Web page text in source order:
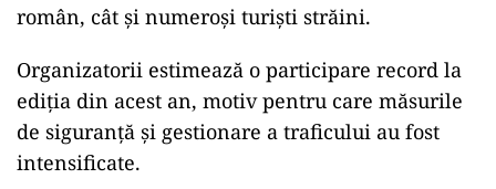
român, cât și numeroși turiști străini.
Organizatorii estimează o participare record la
ediția din acest an, motiv pentru care măsurile
de siguranță și gestionare a traficului au fost
intensificate.